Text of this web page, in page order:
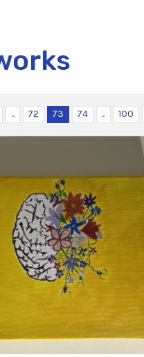
... 72 73 74 ... 100